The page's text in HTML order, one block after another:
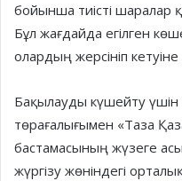
бойынша тиісті шаралар
Бұл жағдайда егілген
олардың жерсініп
Бақылауды күшейту
төрағалығымен «Таза
бастамасының жүзеге
жүргізу жөніндегі